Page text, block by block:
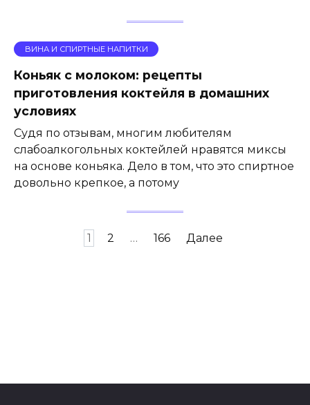
ВИНА И СПИРТНЫЕ НАПИТКИ
Коньяк с молоком: рецепты
приготовления коктейля в домашних
условиях
Судя по отзывам, многим любителям
слабоалкогольных коктейлей нравятся миксы
на основе коньяка. Дело в том, что это спиртное
довольно крепкое, а потому
1 2 … 166 Далее